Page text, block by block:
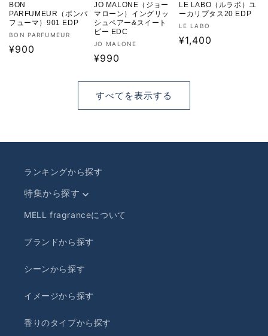
BON
PARFUMEUR（ボンパ
フューマ）901 EDP
販
売
BON PARFUMEUR
通
¥900
JO MALONE（ジョー
マローン）イングリッ
シュペアー&スイート
ピー EDC
販
売
JO MALONE
通
格
¥990
LE LABO（ルラボ）ユ
ーカリプタス20 EDP
販
売
LE LABO
通
格
¥1,400
すべてを表示する
ランキングから探す
特集から探す
MELL fragranceについて
ブランドから探す
シーンから探す
イメージから探す
香りのタイプから探す